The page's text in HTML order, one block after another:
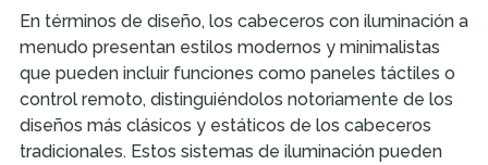
En términos de diseño, los cabeceros con iluminación a
menudo presentan estilos modernos y minimalistas
que pueden incluir funciones como paneles táctiles o
control remoto, distinguiéndolos notoriamente de los
diseños más clásicos y estáticos de los cabeceros
tradicionales. Estos sistemas de iluminación pueden